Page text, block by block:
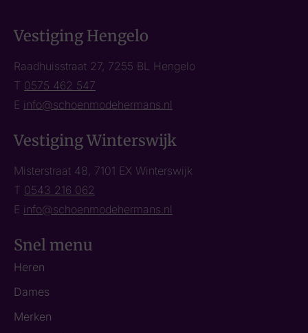
Vestiging Hengelo
Raadhuisstraat 27, 7255 BL Hengelo
T 0575 462 547
E info@schoenmodehermans.nl
Vestiging Winterswijk
Misterstraat 48, 7101 EX Winterswijk
T 0543 216 062
E info@schoenmodehermans.nl
Snel menu
Heren
Dames
Merken